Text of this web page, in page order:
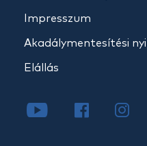
Impresszum
Akadálymentesítési
Elállás